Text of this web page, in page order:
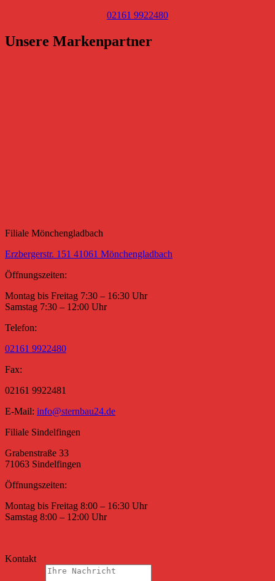
02161 9922480
Unsere Markenpartner
Filiale Mönchengladbach
Erzbergerstr. 151 41061 Mönchengladbach
Öffnungszeiten:
Montag bis Freitag 7:30 – 16:30 Uhr
Samstag 7:30 – 12:00 Uhr
Telefon:
02161 9922480
Fax:
02161 9922481
E-Mail: info@sternbau24.de
Filiale Sindelfingen
Grabenstraße 33
71063 Sindelfingen
Öffnungszeiten:
Montag bis Freitag 8:00 – 16:30 Uhr
Samstag 8:00 – 12:00 Uhr
Kontakt